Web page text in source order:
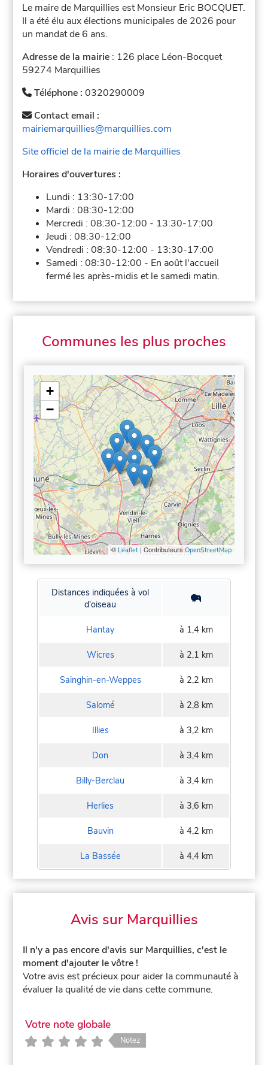
Le maire de Marquillies est Monsieur Eric BOCQUET.
Il a été élu aux élections municipales de 2026 pour
un mandat de 6 ans.
Adresse de la mairie : 126 place Léon-Bocquet
59274 Marquillies
Téléphone :0320290009
Contact email :
mairiemarquillies@marquillies.com
Site officiel de la mairie de Marquillies
Horaires d'ouvertures :
Lundi : 13:30-17:00
Mardi :08:30-12:00
Mercredi :08:30-12:00 - 13:30-17:00
Jeudi :08:30-12:00
Vendredi :08:30-12:00 - 13:30-17:00
Samedi :08:30-12:00 - En août l'accueil
fermé les après-midis et le samedi matin.
Communes les plus proches
+
−
©Leaflet| ContributeursOpenStreetMap
Distances indiquées à vol
d'oiseau
Hantay à 1,4 km
Wicres à 2,1 km
Sainghin-en-Weppes à 2,2 km
Salomé à 2,8 km
Illies à 3,2 km
Don à 3,4 km
Billy-Berclau à 3,4 km
Herlies à 3,6 km
Bauvin à 4,2 km
La Bassée à 4,4 km
Avis sur Marquillies
Il n'y a pas encore d'avis sur Marquillies, c'est le
moment d'ajouter le vôtre !
Votre avis est précieux pour aider la communauté à
évaluer la qualité de vie dans cette commune.
Votre note globale
Notez